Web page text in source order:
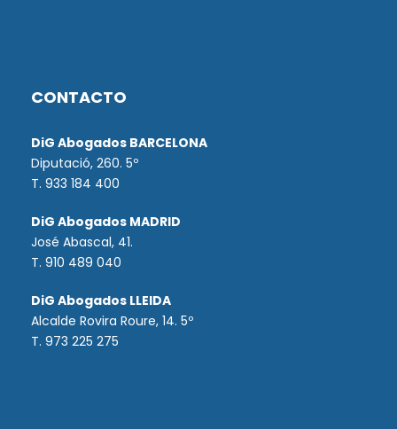
CONTACTO
DiG Abogados BARCELONA
Diputació, 260. 5º
T. 933 184 400
DiG Abogados MADRID
José Abascal, 41.
T. 910 489 040
DiG Abogados LLEIDA
Alcalde Rovira Roure, 14. 5º
T. 973 225 275